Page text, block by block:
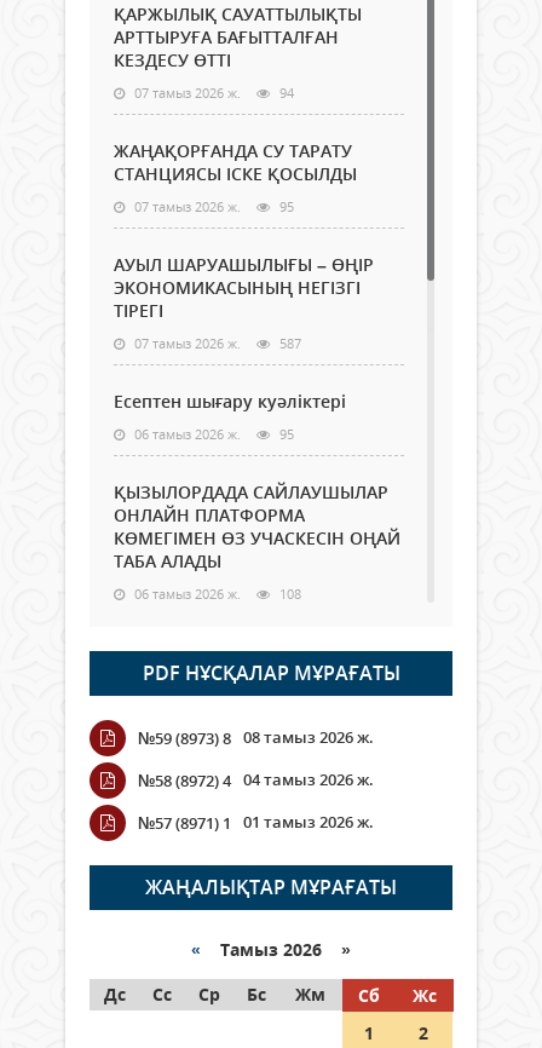
ҚАРЖЫЛЫҚ САУАТТЫЛЫҚТЫ
АРТТЫРУҒА БАҒЫТТАЛҒАН
КЕЗДЕСУ ӨТТІ
07 тамыз 2026 ж. 94
ЖАҢАҚОРҒАНДА СУ ТАРАТУ
СТАНЦИЯСЫ ІСКЕ ҚОСЫЛДЫ
07 тамыз 2026 ж. 95
АУЫЛ ШАРУАШЫЛЫҒЫ – ӨҢІР
ЭКОНОМИКАСЫНЫҢ НЕГІЗГІ
ТІРЕГІ
07 тамыз 2026 ж. 587
Есептен шығару куәліктері
06 тамыз 2026 ж. 95
ҚЫЗЫЛОРДАДА САЙЛАУШЫЛАР
ОНЛАЙН ПЛАТФОРМА
КӨМЕГІМЕН ӨЗ УЧАСКЕСІН ОҢАЙ
ТАБА АЛАДЫ
06 тамыз 2026 ж. 108
Open Air: Қызылорда облысы
полиция департаменті 20
мыңнан астам көрерменнің
қауіпсіздігін қамтамасыз етті
06 тамыз 2026 ж.
Wi-Fi ҚАБЫРҒА АРҚЫЛЫ ҚАЛАЙ
ӨТЕДІ?
06 тамыз 2026 ж. 284
граждане Казахстана,
05 тамыз 2026 ж. 165
PDF НҰСҚАЛАР МҰРАҒАТЫ
№59 (8973) 8 08 тамыз 2026 ж.
№58 (8972) 4 04 тамыз 2026 ж.
№57 (8971) 1
01 тамыз 2026 ж.
ЖАҢАЛЫҚТАР МҰРАҒАТЫ
« Тамыз 2026 »
Дс
Сс Ср Бс Жм Сб
Жс
1
2